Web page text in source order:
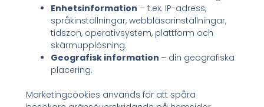
Enhetsinformation – t.ex. IP-adress,
språkinställningar, webbläsarinställningar,
tidszon, operativsystem, plattform och
skärmupplösning.
Geografisk information – din geografiska
placering.
Marketingcookies används för att spåra